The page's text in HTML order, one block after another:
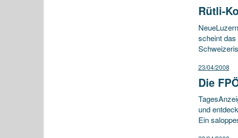
Rütli-
scheint
23/04/2008
Die
und
Ein